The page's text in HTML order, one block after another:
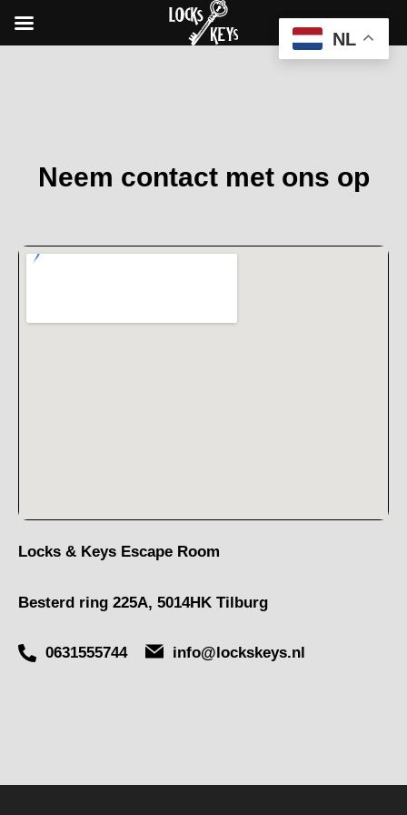
Neem contact met ons op
Locks & Keys Escape Room
Besterd ring 225A, 5014HK Tilburg
0631555744 info@lockskeys.nl
NL